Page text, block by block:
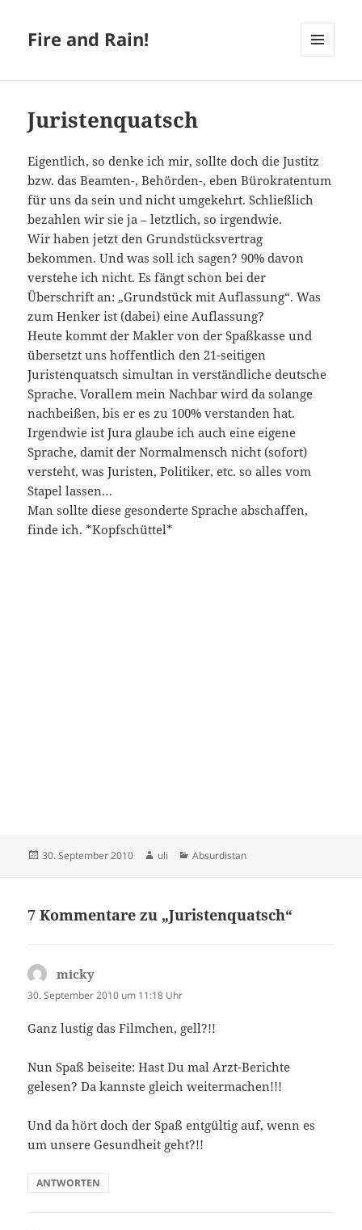
Fire and Rain!
Juristenquatsch
Eigentlich, so denke ich mir, sollte doch die Justitz
bzw. das Beamten-, Behörden-, eben Bürokratentum
für uns da sein und nicht umgekehrt. Schließlich
bezahlen wir sie ja – letztlich, so irgendwie.
Wir haben jetzt den Grundstücksvertrag
bekommen. Und was soll ich sagen? 90% davon
verstehe ich nicht. Es fängt schon bei der
Überschrift an: „Grundstück mit Auflassung“. Was
zum Henker ist (dabei) eine Auflassung?
Heute kommt der Makler von der Spaßkasse und
übersetzt uns hoffentlich den 21-seitigen
Juristenquatsch simultan in verständliche deutsche
Sprache. Vorallem mein Nachbar wird da solange
nachbeißen, bis er es zu 100% verstanden hat.
Irgendwie ist Jura glaube ich auch eine eigene
Sprache, damit der Normalmensch nicht (sofort)
versteht, was Juristen, Politiker, etc. so alles vom
Stapel lassen…
Man sollte diese gesonderte Sprache abschaffen,
finde ich. *Kopfschüttel*
Veröffentlicht
30. September 2010 Autor
uli Kategorien
Absurdistan
7 Kommentare zu „Juristenquatsch“
micky
30. September 2010 um 11:18 Uhr
Ganz lustig das Filmchen, gell?!!
Nun Spaß beiseite: Hast Du mal Arzt-Berichte
gelesen? Da kannste gleich weitermachen!!!
Und da hört doch der Spaß entgültig auf, wenn es
um unsere Gesundheit geht?!!
ANTWORTEN